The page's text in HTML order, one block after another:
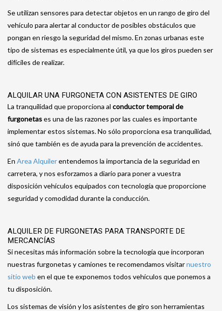
Se utilizan sensores para detectar objetos en un rango de giro del
vehículo para alertar al conductor de posibles obstáculos que
pongan en riesgo la seguridad del mismo. En zonas urbanas este
tipo de sistemas es especialmente útil, ya que los giros pueden ser
difíciles de realizar.
ALQUILAR UNA FURGONETA CON ASISTENTES DE GIRO
La tranquilidad que proporciona al conductor temporal de
furgonetases una de las razones por las cuales es importante
implementar estos sistemas. No sólo proporciona esa tranquilidad,
sinó que también es de ayuda para la prevención de accidentes.
En Area Alquilerentendemos la importancia de la seguridad en
carretera, y nos esforzamos a diario para poner a vuestra
disposición vehículos equipados con tecnología que proporcione
seguridad y comodidad durante la conducción.
ALQUILER DE FURGONETAS PARA TRANSPORTE DE
MERCANCÍAS
Si necesitas más información sobre la tecnología que incorporan
nuestras furgonetas y camiones te recomendamos visitarnuestro
sitio web en el que te exponemos todos vehículos que ponemos a
tu disposición.
Los sistemas de visión y los asistentes de giro son herramientas